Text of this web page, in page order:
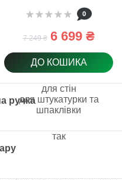
ручка
0
7 249 ₴ 6 699 ₴
ДО КОШИКА
для стін
для штукатурки та
шпаклівки
так